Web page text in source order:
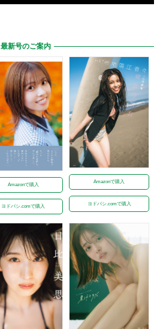
最新号のご案内
Amazonで購入
ヨドバシ.comで購入
Amazonで購入
ヨドバシ.comで購入